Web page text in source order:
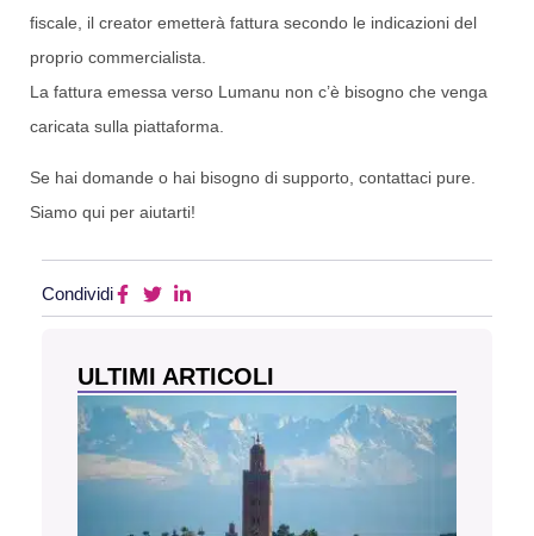
fiscale, il creator emetterà fattura secondo le indicazioni del
proprio commercialista.
La fattura emessa verso Lumanu non c’è bisogno che venga
caricata sulla piattaforma.
Se hai domande o hai bisogno di supporto, contattaci pure.
Siamo qui per aiutarti!
Condividi
ULTIMI ARTICOLI